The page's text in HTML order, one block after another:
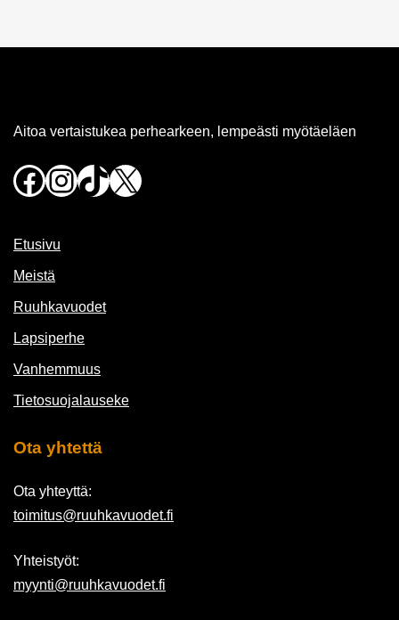
Aitoa vertaistukea perhearkeen, lempeästi myötäeläen
Facebook
Instagram
TikTok
X
Etusivu
Meistä
Ruuhkavuodet
Lapsiperhe
Vanhemmuus
Tietosuojalauseke
Ota yhtettä
Ota yhteyttä:
toimitus@ruuhkavuodet.fi
Yhteistyöt:
myynti@ruuhkavuodet.fi